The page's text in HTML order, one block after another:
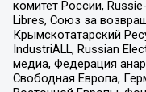
комитет России,
Libres, Союз за
Крымскотатарский
IndustriALL, Russian
медиа, Федерация
Свободная Европа,